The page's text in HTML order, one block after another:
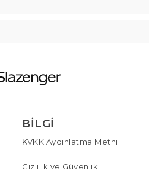
BILGI
KVKK Aydınlatma Metni
Gizlilik ve Güvenlik